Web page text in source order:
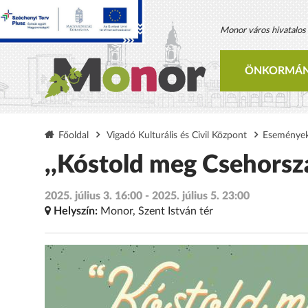
Monor város
Főoldal Vigadó Kulturális és Civil Központ
,,Kóstold meg
2025. július 3. 16:00 - 2025. július 5. 23:00
Helyszín:Monor, Szent István tér